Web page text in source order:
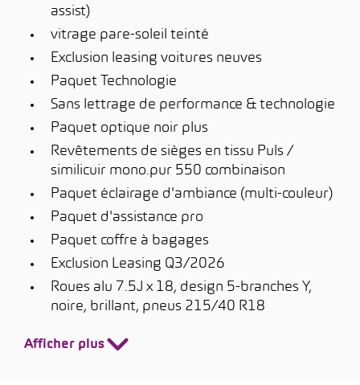
assist)
vitrage pare-soleil teinté
Exclusion leasing voitures neuves
Paquet Technologie
Sans lettrage de performance & technologie
Paquet optique noir plus
Revêtements de sièges en tissu Puls /
similicuir mono.pur 550 combinaison
Paquet éclairage d'ambiance (multi-couleur)
Paquet d'assistance pro
Paquet coffre à bagages
Exclusion Leasing Q3/2026
Roues alu 7.5J x 18, design 5-branches Y,
noire, brillant, pneus 215/40 R18
Afficher plus